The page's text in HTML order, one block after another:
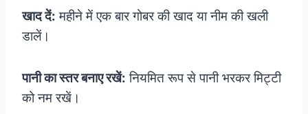
खाद दें: महीने में एक बार गोबर की खाद या नीम की खली
डालें।
पानी का स्तर बनाए रखें: नियमित रूप से पानी भरकर मिट्टी
को नम रखें।